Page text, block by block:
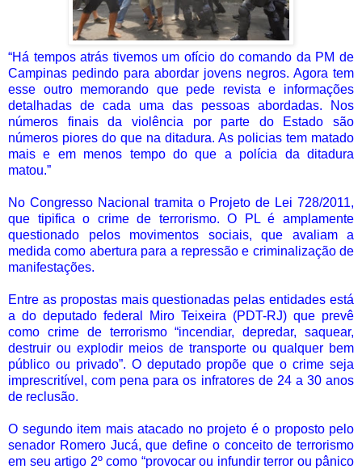
“Há tempos atrás tivemos um ofício do comando da PM de
Campinas pedindo para abordar jovens negros. Agora tem
esse outro memorando que pede revista e informações
detalhadas de cada uma das pessoas abordadas. Nos
números finais da violência por parte do Estado são
números piores do que na ditadura. As policias tem matado
mais e em menos tempo do que a polícia da ditadura
matou.”
No Congresso Nacional tramita o Projeto de Lei 728/2011,
que tipifica o crime de terrorismo. O PL é amplamente
questionado pelos movimentos sociais, que avaliam a
medida como abertura para a repressão e criminalização de
manifestações.
Entre as propostas mais questionadas pelas entidades está
a do deputado federal Miro Teixeira (PDT-RJ) que prevê
como crime de terrorismo “incendiar, depredar, saquear,
destruir ou explodir meios de transporte ou qualquer bem
público ou privado”. O deputado propõe que o crime seja
imprescritível, com pena para os infratores de 24 a 30 anos
de reclusão.
O segundo item mais atacado no projeto é o proposto pelo
senador Romero Jucá, que define o conceito de terrorismo
em seu artigo 2º como “provocar ou infundir terror ou pânico